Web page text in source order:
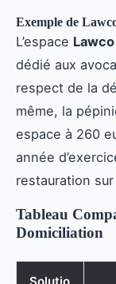
Exemple de
L’espace Lawco
dédié aux
respect de la
même, la
espace à 260
année
restauration
Tableau
Domiciliation